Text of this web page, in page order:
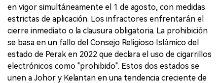
en vigor simultáneamente el 1 de agosto, con medidas
estrictas de aplicación. Los infractores enfrentarán el
cierre inmediato o la clausura obligatoria. La prohibición
se basa en un fallo del Consejo Religioso Islámico del
estado de Perak en 2022 que declara el uso de cigarrillos
electrónicos como "prohibido". Estos dos estados se
unen a Johor y Kelantan en una tendencia creciente de